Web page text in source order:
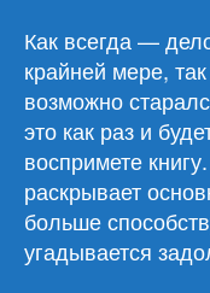
Как всегда —
крайней мере,
возможно
это как раз и
воспримете
раскрывает
больше
угадывается